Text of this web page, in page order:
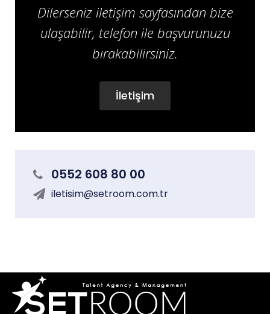
Dilerseniz iletişim sayfasından bize
ulaşabilir, telefon ile başvurunuzu
bırakabilirsiniz.
İletişim
0552 608 80 00
iletisim@setroom.com.tr